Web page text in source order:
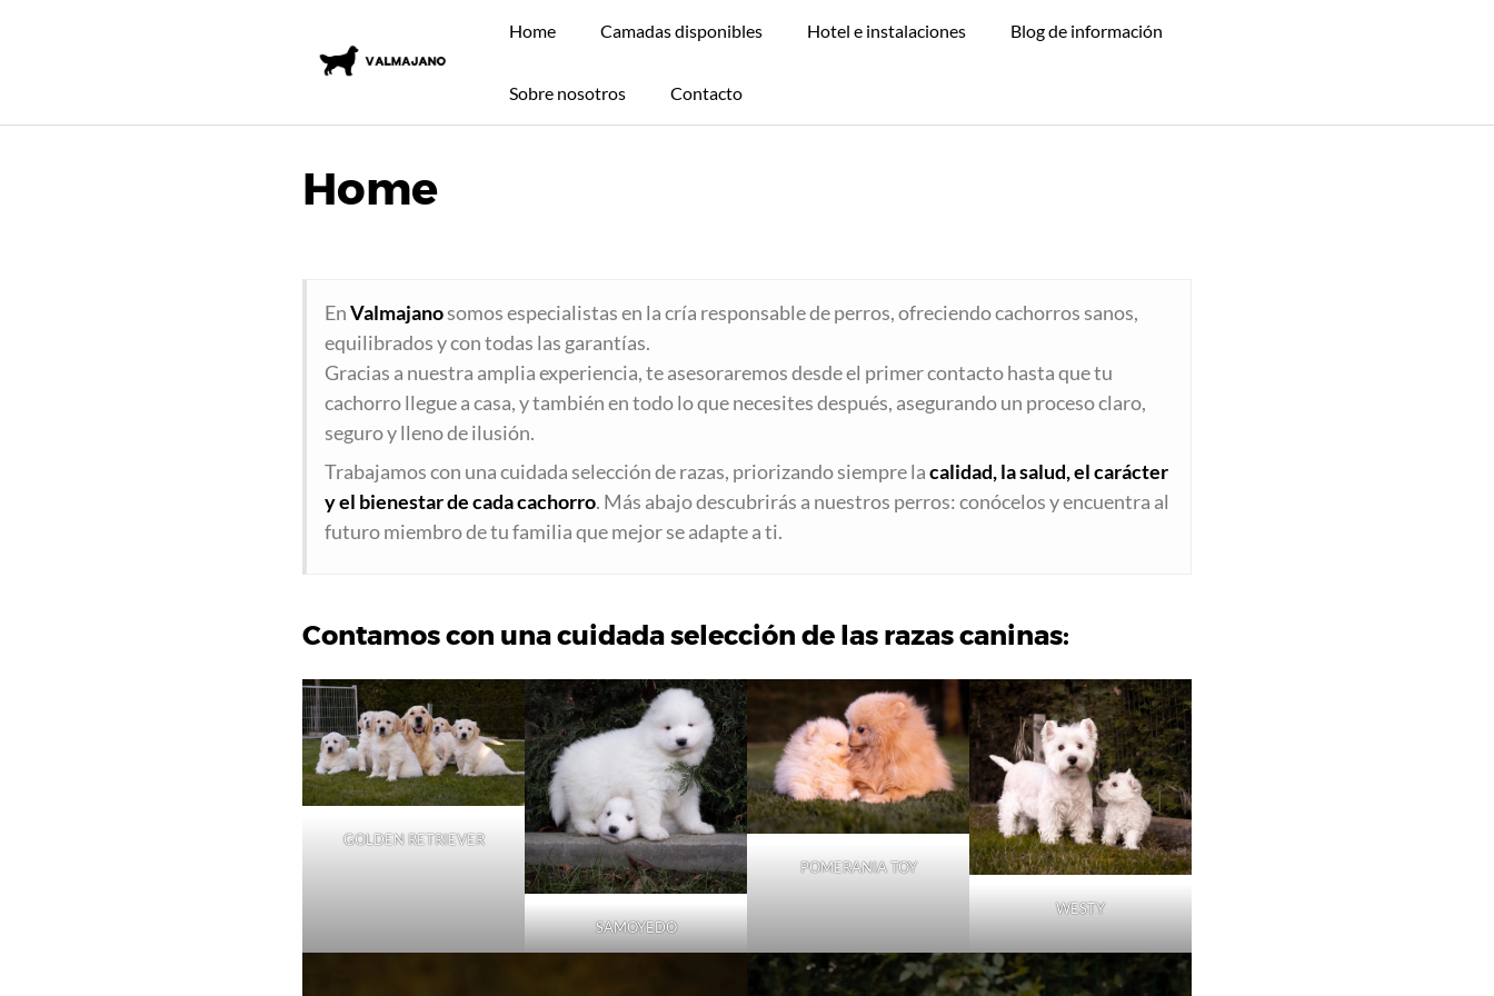
Home Camadas disponibles Hotel e instalaciones Blog de información
Sobre nosotros Contacto
Home
EnValmajanosomos especialistas en la cría responsable de perros, ofreciendo cachorros sanos,
equilibrados y con todas las garantías.
Gracias a nuestra amplia experiencia, te asesoraremos desde el primer contacto hasta que tu
cachorro llegue a casa, y también en todo lo que necesites después, asegurando un proceso claro,
seguro y lleno de ilusión.
Trabajamos con una cuidada selección de razas, priorizando siempre lacalidad, la salud, el carácter
y el bienestar de cada cachorro. Más abajo descubrirás a nuestros perros: conócelos y encuentra al
futuro miembro de tu familia que mejor se adapte a ti.
Contamos con una cuidada selección de las razas caninas:
GOLDEN RETRIEVER
SAMOYEDO
POMERANIA TOY
WESTY